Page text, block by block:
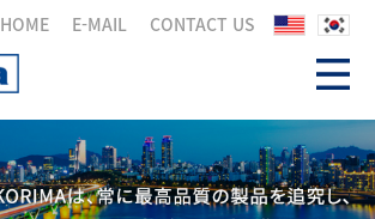
HOME E-MAIL CONTACT US